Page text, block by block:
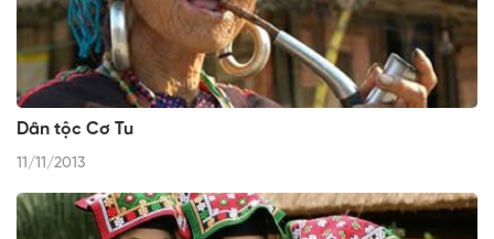
Dân tộc Cơ Tu
11/11/2013